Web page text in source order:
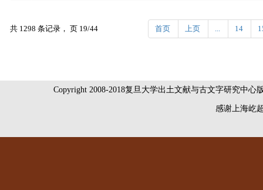
共 1298 条记录， 页 19/44 首页 上页 ... 14
Copyright 2008-2018复旦大学出土文献与古文字研究中
感谢上海屹